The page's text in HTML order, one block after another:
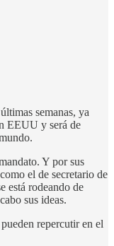
semanas, ya
EEUU y será de
Y por sus
el de secretario de
está rodeando de
sus ideas.
repercutir en el